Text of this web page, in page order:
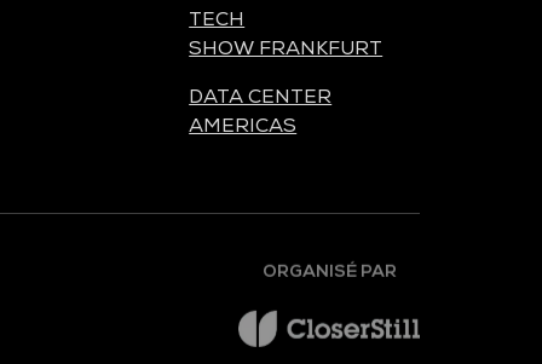
TECH
SHOW FRANKFURT
DATA CENTER
AMERICAS
ORGANISÉ PAR